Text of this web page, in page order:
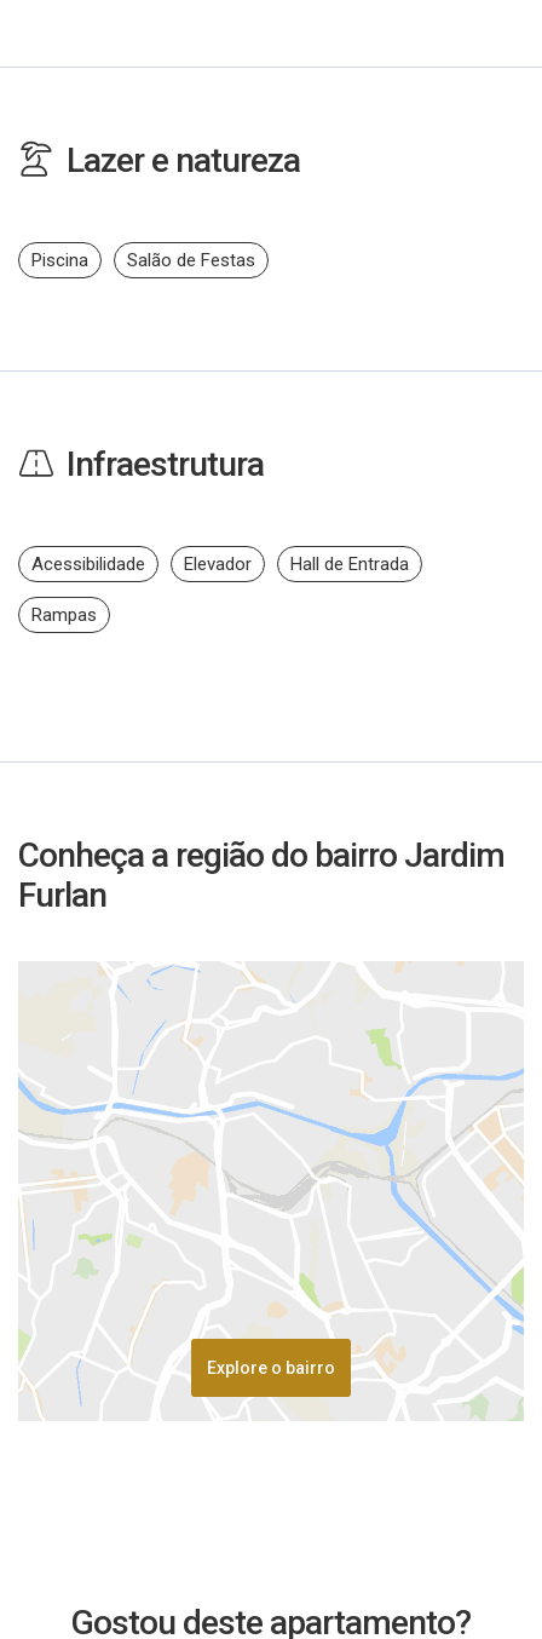
Lazer e natureza
Piscina Salão de Festas
Infraestrutura
Acessibilidade Elevador Hall de Entrada
Rampas
Conheça a região do bairro Jardim
Furlan
Explore o bairro
Gostou deste apartamento?